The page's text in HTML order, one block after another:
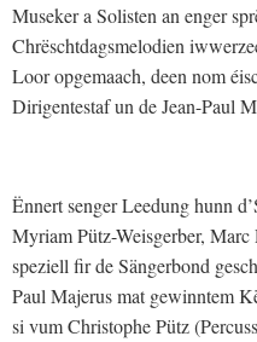
Museker a Solisten an enger
Chrëschtdagsmelodien
Loor opgemaach, deen nom
Dirigentestaf un de Jean-Paul
Ënnert senger Leedung hunn
Myriam Pütz-Weisgerber,
speziell fir de Sängerbond
Paul Majerus mat gewinntem
si vum Christophe Pütz